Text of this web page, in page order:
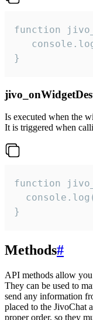
function
}
Is executed when the
It is triggered when
function
}
Methods#
API methods allow
They can be used to
send any information
placed to the JivoChat
proper order, so they